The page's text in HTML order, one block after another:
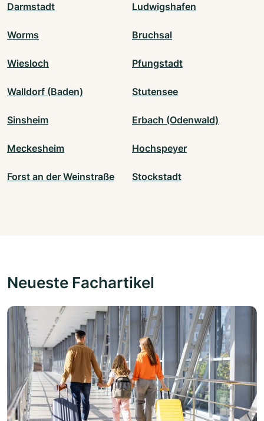
Darmstadt Ludwigshafen
Worms Bruchsal
Wiesloch Pfungstadt
Walldorf (Baden) Stutensee
Sinsheim Erbach (Odenwald)
Meckesheim Hochspeyer
Forst an der Weinstraße Stockstadt
Neueste Fachartikel